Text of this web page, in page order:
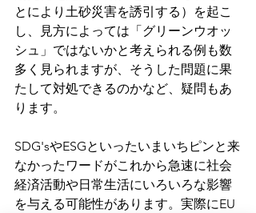
とにより土砂災害を誘引する）を起こ
し、見方によっては「グリーンウオッ
シュ」ではないかと考えられる例も数
多く見られますが、そうした問題に果
たして対処できるのかなど、疑問もあ
ります。
SDG'sやESGといったいまいちピンと来
なかったワードがこれから急速に社会
経済活動や日常生活にいろいろな影響
を与える可能性があります。実際にEU